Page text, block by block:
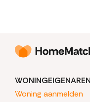
WONINGEIGENAREN
Woning aanmelden